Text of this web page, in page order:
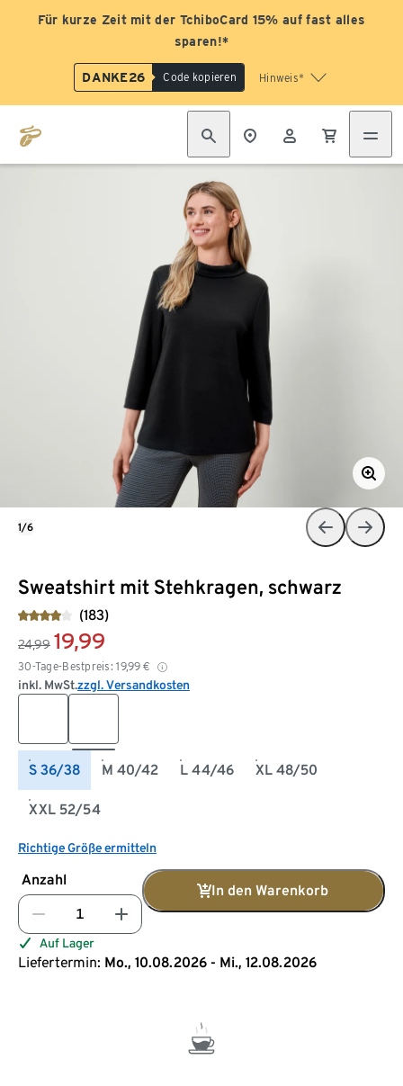
Für kurze Zeit mit der TchiboCard 15% auf fast alles
sparen!*
DANKE26 Code kopieren Hinweis*
Sweatshirt mit Stehkragen, schwarz
(183)
24,99 19,99
30-Tage-Bestpreis: 19,99 €
inkl. MwSt.zzgl. Versandkosten
S 36/38 M 40/42 L 44/46 XL 48/50
XXL 52/54
Richtige Größe ermitteln
Anzahl
In den Warenkorb
Auf Lager
Liefertermin: Mo., 10.08.2026 - Mi., 12.08.2026
1/6